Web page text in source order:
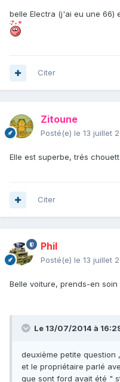
belle Electra (j'ai eu une 66)
Citer
Zitoune
Posté(e) le 13 juillet
Elle est superbe, trés
Citer
Phil
Posté(e) le 13 juillet
Belle voiture, prends-en soin
Le 13/07/2014 à
deuxième petite question
et le propriétaire parlé
que sont ford avait été "